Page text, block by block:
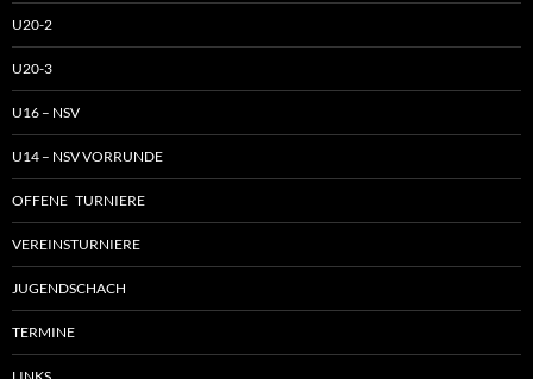
U20-2
U20-3
U16 – NSV
U14 – NSV VORRUNDE
OFFENE TURNIERE
VEREINSTURNIERE
JUGENDSCHACH
TERMINE